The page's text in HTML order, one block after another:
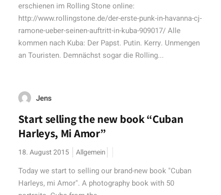
erschienen im Rolling Stone online:
http://www.rollingstone.de/der-erste-punk-in-havanna-cj-
ramone-ueber-seinen-auftritt-in-kuba-909017/ Alle
kommen nach Kuba: Der Papst. Putin. Kerry. Unmengen
an Touristen. Demnächst sogar die Rolling...
Jens
Start selling the new book “Cuban
Harleys, Mi Amor”
18. August 2015 Allgemein
Today we start to selling our brand-new book "Cuban
Harleys, mi Amor". A photography book with 50